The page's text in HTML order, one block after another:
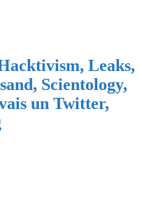
Leaks,
Scientology,
un Twitter,